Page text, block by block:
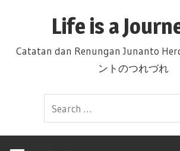
Life is a
Catatan dan Renungan Junanto
ントのつれづれ